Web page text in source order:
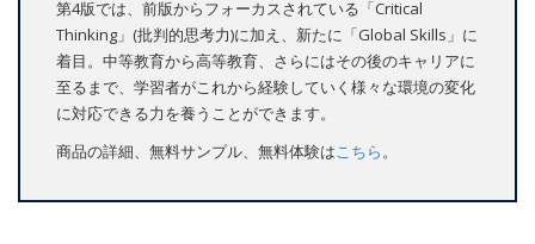
第4版では、前版からフォーカスされている「Critical
Thinking」(批判的思考力)に加え、新たに「Global Skills」に
着目。中等教育から高等教育、さらにはその後のキャリアに
至るまで、学習者がこれから経験していく様々な環境の変化
に対応できる力を養うことができます。
商品の詳細、無料サンプル、無料体験はこちら。